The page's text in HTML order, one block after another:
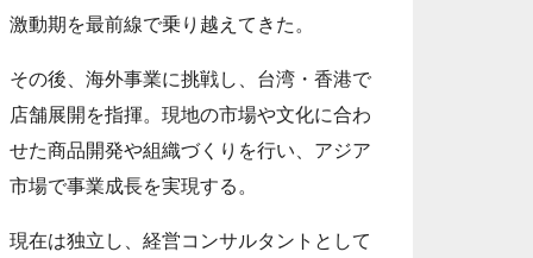
激動期を最前線で乗り越えてきた。
その後、海外事業に挑戦し、台湾・香港で
店舗展開を指揮。現地の市場や文化に合わ
せた商品開発や組織づくりを行い、アジア
市場で事業成長を実現する。
現在は独立し、経営コンサルタントとして